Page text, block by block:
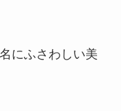
にふさわしい美